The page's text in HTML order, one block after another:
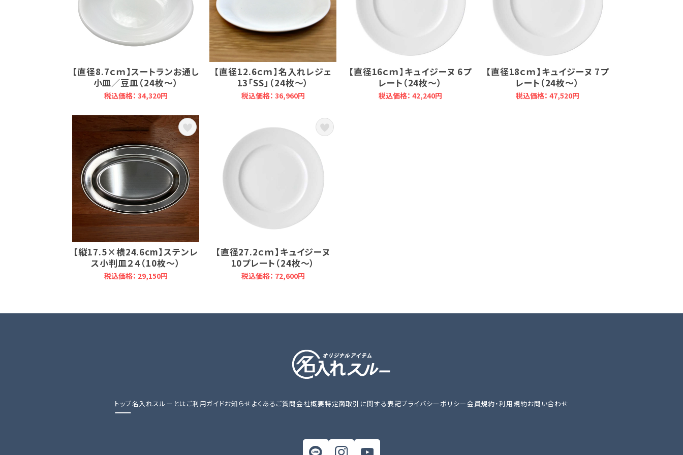
【直径8.7ｃｍ】スートランお通し
小皿／豆皿（24枚～）
税込価格： 34,320円
【直径12.6ｃｍ】名入れレジェ
13「SS」（24枚～）
税込価格： 36,960円
【直径16ｃｍ】キュイジーヌ 6プ
レート（24枚～）
税込価格： 42,240円
【直径18ｃｍ】キュイジーヌ 7プ
レート（24枚～）
税込価格： 47,520円
【縦17.5×横24.6cm】ステンレ
ス小判皿２４（10枚～）
税込価格： 29,150円
【直径27.2ｃｍ】キュイジーヌ
10プレート（24枚～）
税込価格： 72,600円
トップ名入れスルーとはご利用ガイドお知らせよくあるご質問会社概要特定商取引に関する表記プライバシーポリシー会員規約・利用規約お問い合わせ